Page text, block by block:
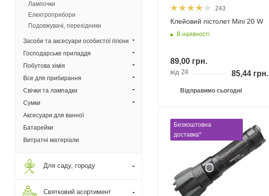
243
Клейовий пістолет Mini 20 W
В наявності
89,00 грн.
від 24 85,44 грн.
Відправимо сьогодні
Безкоштовна
доставка*
Лампочки
Електроприбори
Подовжувачі, перехідники
Засоби та аксесуари особистої гігієни
Господарське приладдя
Побутова хімія
Все для прибирання
Свічки та лампадки
Сумки
Аксесуари для ванної
Батарейки
Витратні матеріали
Для саду, городу
Святковий асортимент